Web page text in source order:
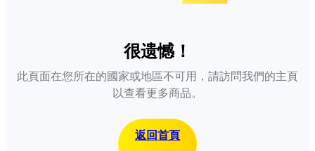
很遗憾！
此頁面在您所在的國家或地區不可用，請訪問我們的主頁
以查看更多商品。
返回首頁